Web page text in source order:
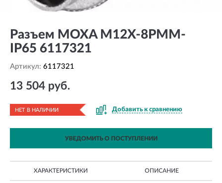
Разъем MOXA M12X-8PMM-
IP65 6117321
Артикул: 6117321
13 504 руб.
НЕТ В НАЛИЧИИ Добавить к сравнению
УВЕДОМИТЬ О ПОСТУПЛЕНИИ
ХАРАКТЕРИСТИКИ ОПИСАНИЕ